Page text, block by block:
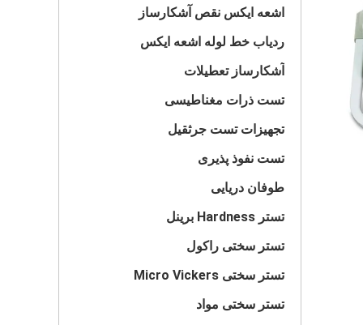
اشعه ایکس نقص آشکارساز
ردیاب خط لوله اشعه ایکس
آشکارساز تعطیلات
تست ذرات مغناطیسی
تجهیزات تست جرثقیل
تست نفوذ پذیری
طوفان دریایی
تستر Hardness برینل
تستر سختی راکول
تستر سختی Micro Vickers
تستر سختی مواد